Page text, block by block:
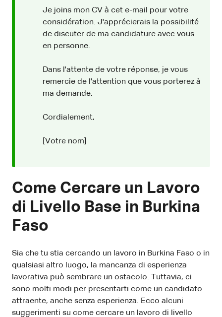
Je joins mon CV à cet e-mail pour votre
considération. J'apprécierais la possibilité
de discuter de ma candidature avec vous
en personne.
Dans l'attente de votre réponse, je vous
remercie de l'attention que vous porterez à
ma demande.
Cordialement,
[Votre nom]
Come Cercare un Lavoro
di Livello Base in Burkina
Faso
Sia che tu stia cercando un lavoro in Burkina Faso o in
qualsiasi altro luogo, la mancanza di esperienza
lavorativa può sembrare un ostacolo. Tuttavia, ci
sono molti modi per presentarti come un candidato
attraente, anche senza esperienza. Ecco alcuni
suggerimenti su come cercare un lavoro di livello